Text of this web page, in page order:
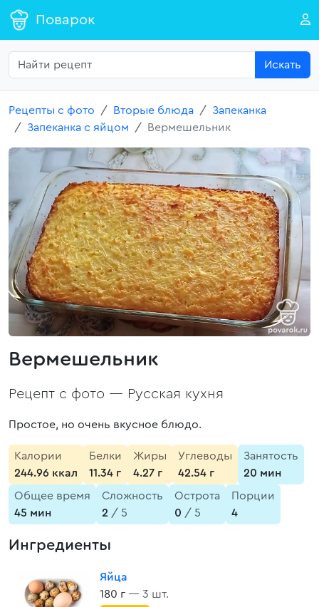
Поварок
Искать
Рецепты с фото Вторые блюда
Запеканка
Запеканка с яйцом
Вермешельник
Вермешельник
Рецепт с фото — Русская кухня
Простое, но очень вкусное блюдо.
Калории
244.96 ккал
Белки
11.34 г
Жиры
4.27 г
Углеводы
42.54 г
Занятость
20 мин
Общее время
45 мин
Сложность
2 / 5
Острота
0 / 5
Порции
4
Ингредиенты
Яйца
180 г — 3 шт.